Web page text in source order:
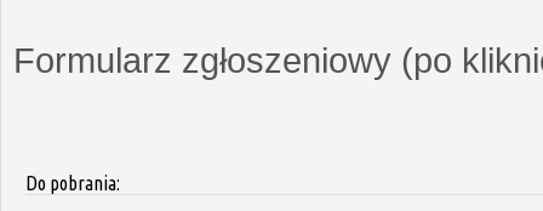
Formularz zgłoszeniowy (po
Do pobrania: